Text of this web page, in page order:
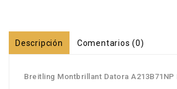
Descripción Comentarios (0)
Breitling Montbrillant Datora A213B71NP